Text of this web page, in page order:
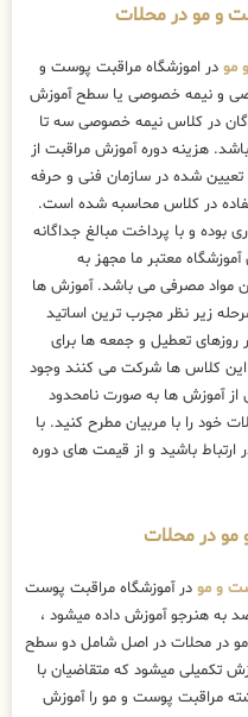
و مو در محلات
مو در اموزشگاه مراقبت پوست و
و نیمه خصوصی یا سطح آموزش
در کلاس نیمه خصوصی سه تا
هزینه دوره آموزش مراقبت از
شده در سازمان فنی و حرفه
در کلاس محاسبه شده است.
و با پرداخت مبالغ جداگانه
معتبر ما مجهز به
مواد مصرفی می باشد. آموزش ها
زیر نظر مجرب ترین اساتید
روزهای تعطیل و جمعه ها برای
این کلاس ها شرکت می کنند وجود
از آموزش ها به صورت نامحدود
خود را با مربیان مطرح کنید. با
ارتباط باشید و از قیمت های دوره
در محلات
و مو در آموزشگاه مراقبت پوست
به هنرجو آموزش داده میشود ،
در محلات در اصل شامل دو سطح
تکمیلی میشود که متقاضیان با
در رشته مراقبت پوست و مو را آموزش